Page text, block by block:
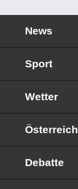
News
Sport
Wetter
Österreich
Debatte